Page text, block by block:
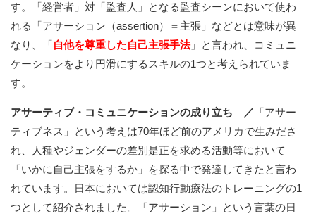
す。「経営者」対「監査人」となる監査シーンにおいて使わ
れる「アサーション（assertion）＝主張」などとは意味が異
なり、「自他を尊重した自己主張手法」と言われ、コミュニ
ケーションをより円滑にするスキルの1つと考えられていま
す。
アサーティブ・コミュニケーションの成り立ち ／ 「アサー
ティブネス」という考えは70年ほど前のアメリカで生みださ
れ、人種やジェンダーの差別是正を求める活動等において
「いかに自己主張をするか」を探る中で発達してきたと言わ
れています。日本においては認知行動療法のトレーニングの1
つとして紹介されました。「アサーション」という言葉の日